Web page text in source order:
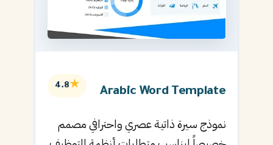
Arabic Word Template
★
4.8
نموذج سيرة ذاتية عصري واحترافي مصمم